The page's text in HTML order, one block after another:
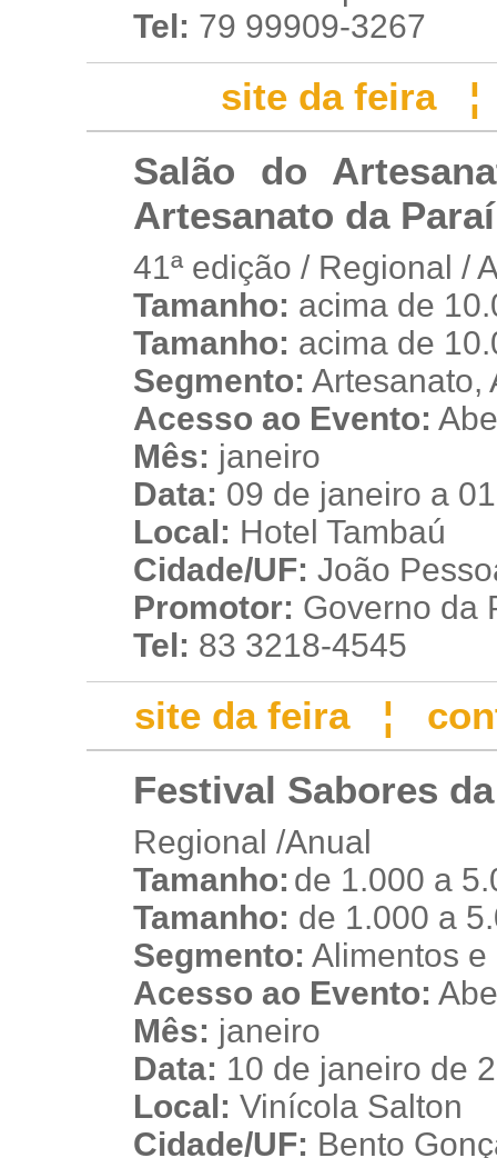
Tel: 79 99909-3267
site da feira
Salão do
Artesanato da
41ª edição / Regional /
Tamanho: acima de
Tamanho: acima de
Segmento: Artesanato,
Acesso ao Evento:
Mês: janeiro
Data: 09 de janeiro a
Local: Hotel Tambaú
Cidade/UF: João
Promotor: Governo da
Tel: 83 3218-4545
site da feira¦
Festival Sabores
Regional /Anual
Tamanho: de 1.000 a
Tamanho: de 1.000 a
Segmento: Alimentos e
Acesso ao Evento:
Mês: janeiro
Data: 10 de janeiro de
Local: Vinícola Salton
Cidade/UF: Bento